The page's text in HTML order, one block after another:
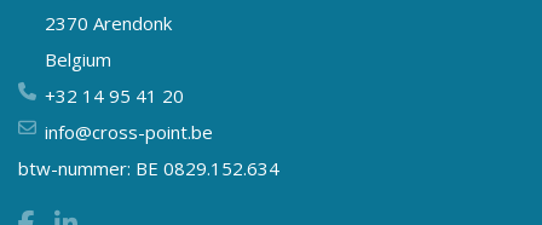
2370 Arendonk
Belgium
+32 14 95 41 20
info@cross-point.be
btw-nummer: BE 0829.152.634